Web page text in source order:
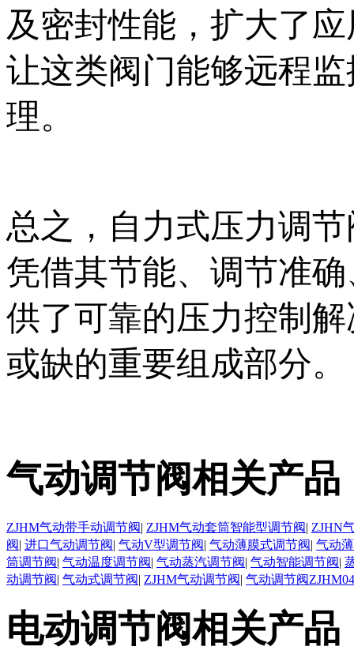
及密封性能，扩大了
让这类阀门能够远程
理。
总之，自力式压力调
凭借其节能、调节准
供了可靠的压力控制
或缺的重要组成部分。
气动调节阀相关产品
ZJHM气动带手动调节阀| ZJHM气动套筒智能型调节阀| ZJHN
阀| 进口气动调节阀| 气动V型调节阀| 气动薄膜式调节阀| 气动
筒调节阀| 气动温度调节阀| 气动蒸汽调节阀| 气动智能调节阀|
动调节阀| 气动式调节阀| ZJHM气动调节阀| 气动调节阀ZJHM04
电动调节阀相关产品